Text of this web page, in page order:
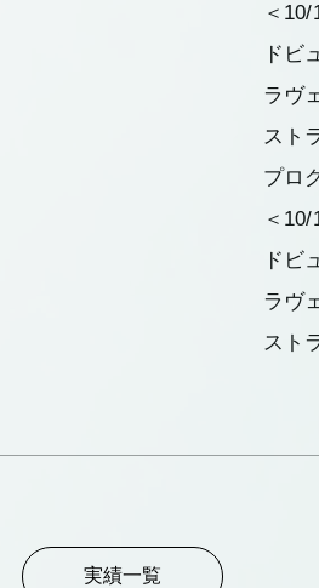
＜
ドビ
ラヴ
スト
プロ
＜
ドビ
ラヴ
スト
実績一覧